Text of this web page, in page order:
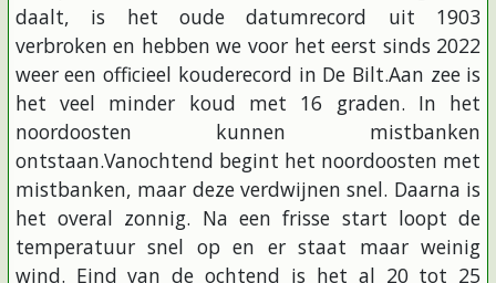
daalt, is het oude datumrecord uit 1903
verbroken en hebben we voor het eerst sinds 2022
weer een officieel kouderecord in De Bilt.Aan zee is
het veel minder koud met 16 graden. In het
noordoosten kunnen mistbanken
ontstaan.Vanochtend begint het noordoosten met
mistbanken, maar deze verdwijnen snel. Daarna is
het overal zonnig. Na een frisse start loopt de
temperatuur snel op en er staat maar weinig
wind. Eind van de ochtend is het al 20 tot 25